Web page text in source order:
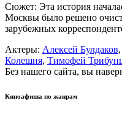
Сюжет: Эта история
Москвы было решено
зарубежных
Актеры: Алексей Булдаков,
Колешня, Тимофей
Без нашего сайта, вы
Киноафиша по жанрам